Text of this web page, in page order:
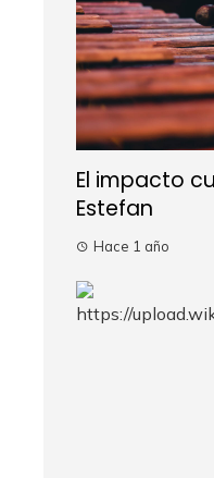
El impacto
Estefan
Hace 1 año